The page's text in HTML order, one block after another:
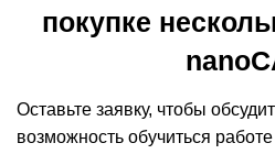
покупке
Оставьте заявку, чтобы
возможность обучиться